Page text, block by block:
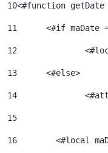
10<#function getDate
11
<#if maDate
12
13
	<#else>
14
15
16
<#local